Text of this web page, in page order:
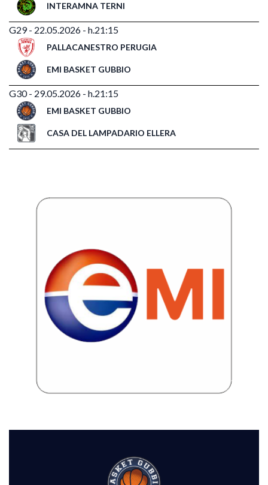
INTERAMNA TERNI
G29 - 22.05.2026 - h.21:15
PALLACANESTRO PERUGIA
EMI BASKET GUBBIO
G30 - 29.05.2026 - h.21:15
EMI BASKET GUBBIO
CASA DEL LAMPADARIO ELLERA